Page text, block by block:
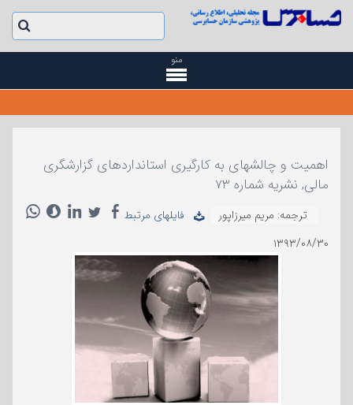
منو
اهمیت و چالشهای به کارگیری استانداردهای گزارشگری
مالی, نشریه شماره ۷۳
ترجمه: مریم میرزاپور
فایلهای مرتبط
۱۳۹۳/۰۸/۳۰